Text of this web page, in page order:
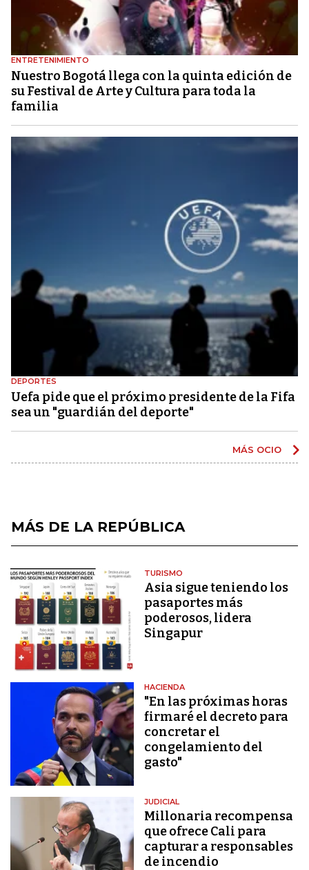
ENTRETENIMIENTO
Nuestro Bogotá llega con la quinta edición de
su Festival de Arte y Cultura para toda la
familia
DEPORTES
Uefa pide que el próximo presidente de la Fifa
sea un "guardián del deporte"
MÁS OCIO
MÁS DE LA REPÚBLICA
TURISMO
Asia sigue teniendo los
pasaportes más
poderosos, lidera
Singapur
HACIENDA
"En las próximas horas
firmaré el decreto para
concretar el
congelamiento del
gasto"
JUDICIAL
Millonaria recompensa
que ofrece Cali para
capturar a responsables
de incendio